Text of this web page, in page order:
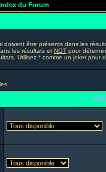
du Forum
doivent être présents dans les
les résultats et NOT pour
Utilisez * comme un joker pour